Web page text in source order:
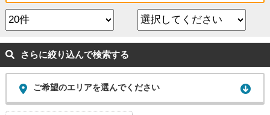
さらに絞り込んで検索する
ご希望のエリアを選んでください